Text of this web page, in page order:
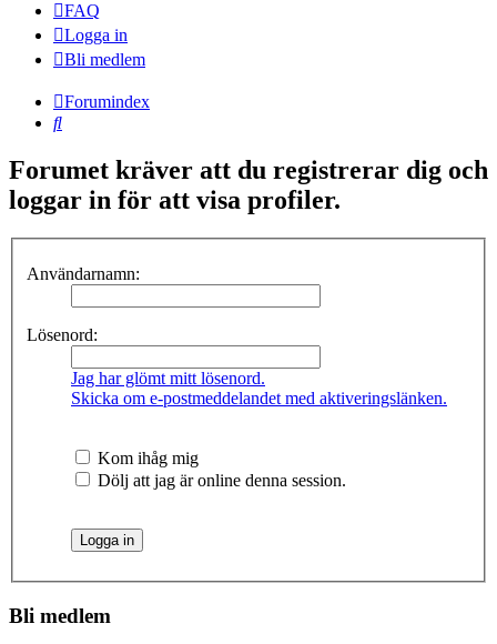
FAQ
Logga in
Bli medlem
Forumindex
Sök
Forumet kräver att du registrerar dig och
loggar in för att visa profiler.
Användarnamn:
Lösenord:
Jag har glömt mitt lösenord.
Skicka om e-postmeddelandet med aktiveringslänken.
Kom ihåg mig
Dölj att jag är online denna session.
Bli medlem